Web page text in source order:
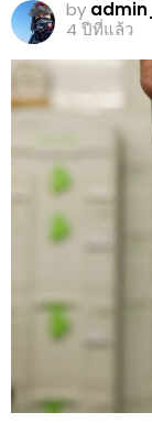
by
4 ปีที่แล้ว